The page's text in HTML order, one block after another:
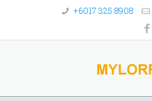
+6017 325 8908